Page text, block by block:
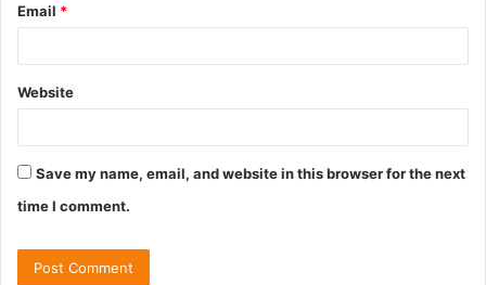
Email *
Website
Save my name, email, and website in this browser for the next
time I comment.